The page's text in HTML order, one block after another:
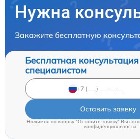
Нужна
Закажите бесплатную
Бесплатная
специалистом
Оставить заявку
Нажимая на кнопку "Оставить заявку" Вы
конфиденциальности